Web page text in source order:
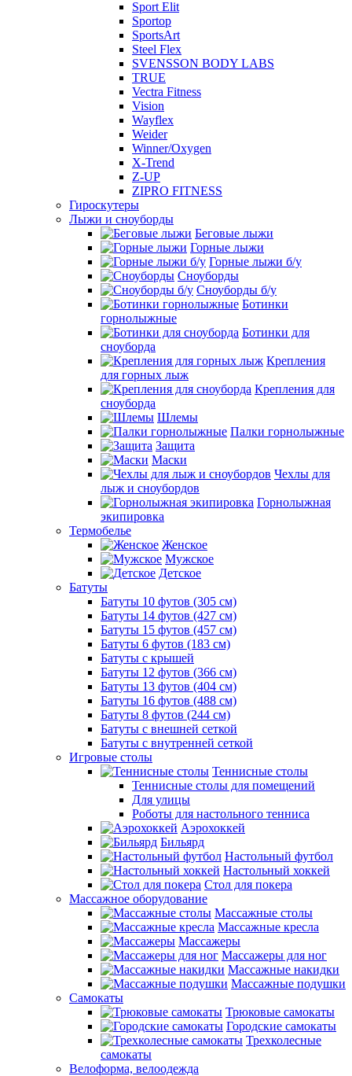
Sport Elit
Sportop
SportsArt
Steel Flex
SVENSSON BODY LABS
TRUE
Vectra Fitness
Vision
Wayflex
Weider
Winner/Oxygen
X-Trend
Z-UP
ZIPRO FITNESS
Гироскутеры
Лыжи и сноуборды
Беговые лыжи
Горные лыжи
Горные лыжи б/у
Сноуборды
Сноуборды б/у
Ботинки
горнолыжные
Ботинки для
сноуборда
Крепления
для горных лыж
Крепления для
сноуборда
Шлемы
Палки горнолыжные
Защита
Маски
Чехлы для
лыж и сноубордов
Горнолыжная
экипировка
Термобелье
Женское
Мужское
Детское
Батуты
Батуты 10 футов (305 см)
Батуты 14 футов (427 см)
Батуты 15 футов (457 см)
Батуты 6 футов (183 см)
Батуты с крышей
Батуты 12 футов (366 см)
Батуты 13 футов (404 см)
Батуты 16 футов (488 см)
Батуты 8 футов (244 см)
Батуты с внешней сеткой
Батуты с внутренней сеткой
Игровые столы
Теннисные столы
Теннисные столы для помещений
Для улицы
Роботы для настольного тенниса
Аэрохоккей
Бильярд
Настольный футбол
Настольный хоккей
Стол для покера
Массажное оборудование
Массажные столы
Массажные кресла
Массажеры
Массажеры для ног
Массажные накидки
Массажные подушки
Самокаты
Трюковые самокаты
Городские самокаты
Трехколесные
самокаты
Велоформа, велоодежда